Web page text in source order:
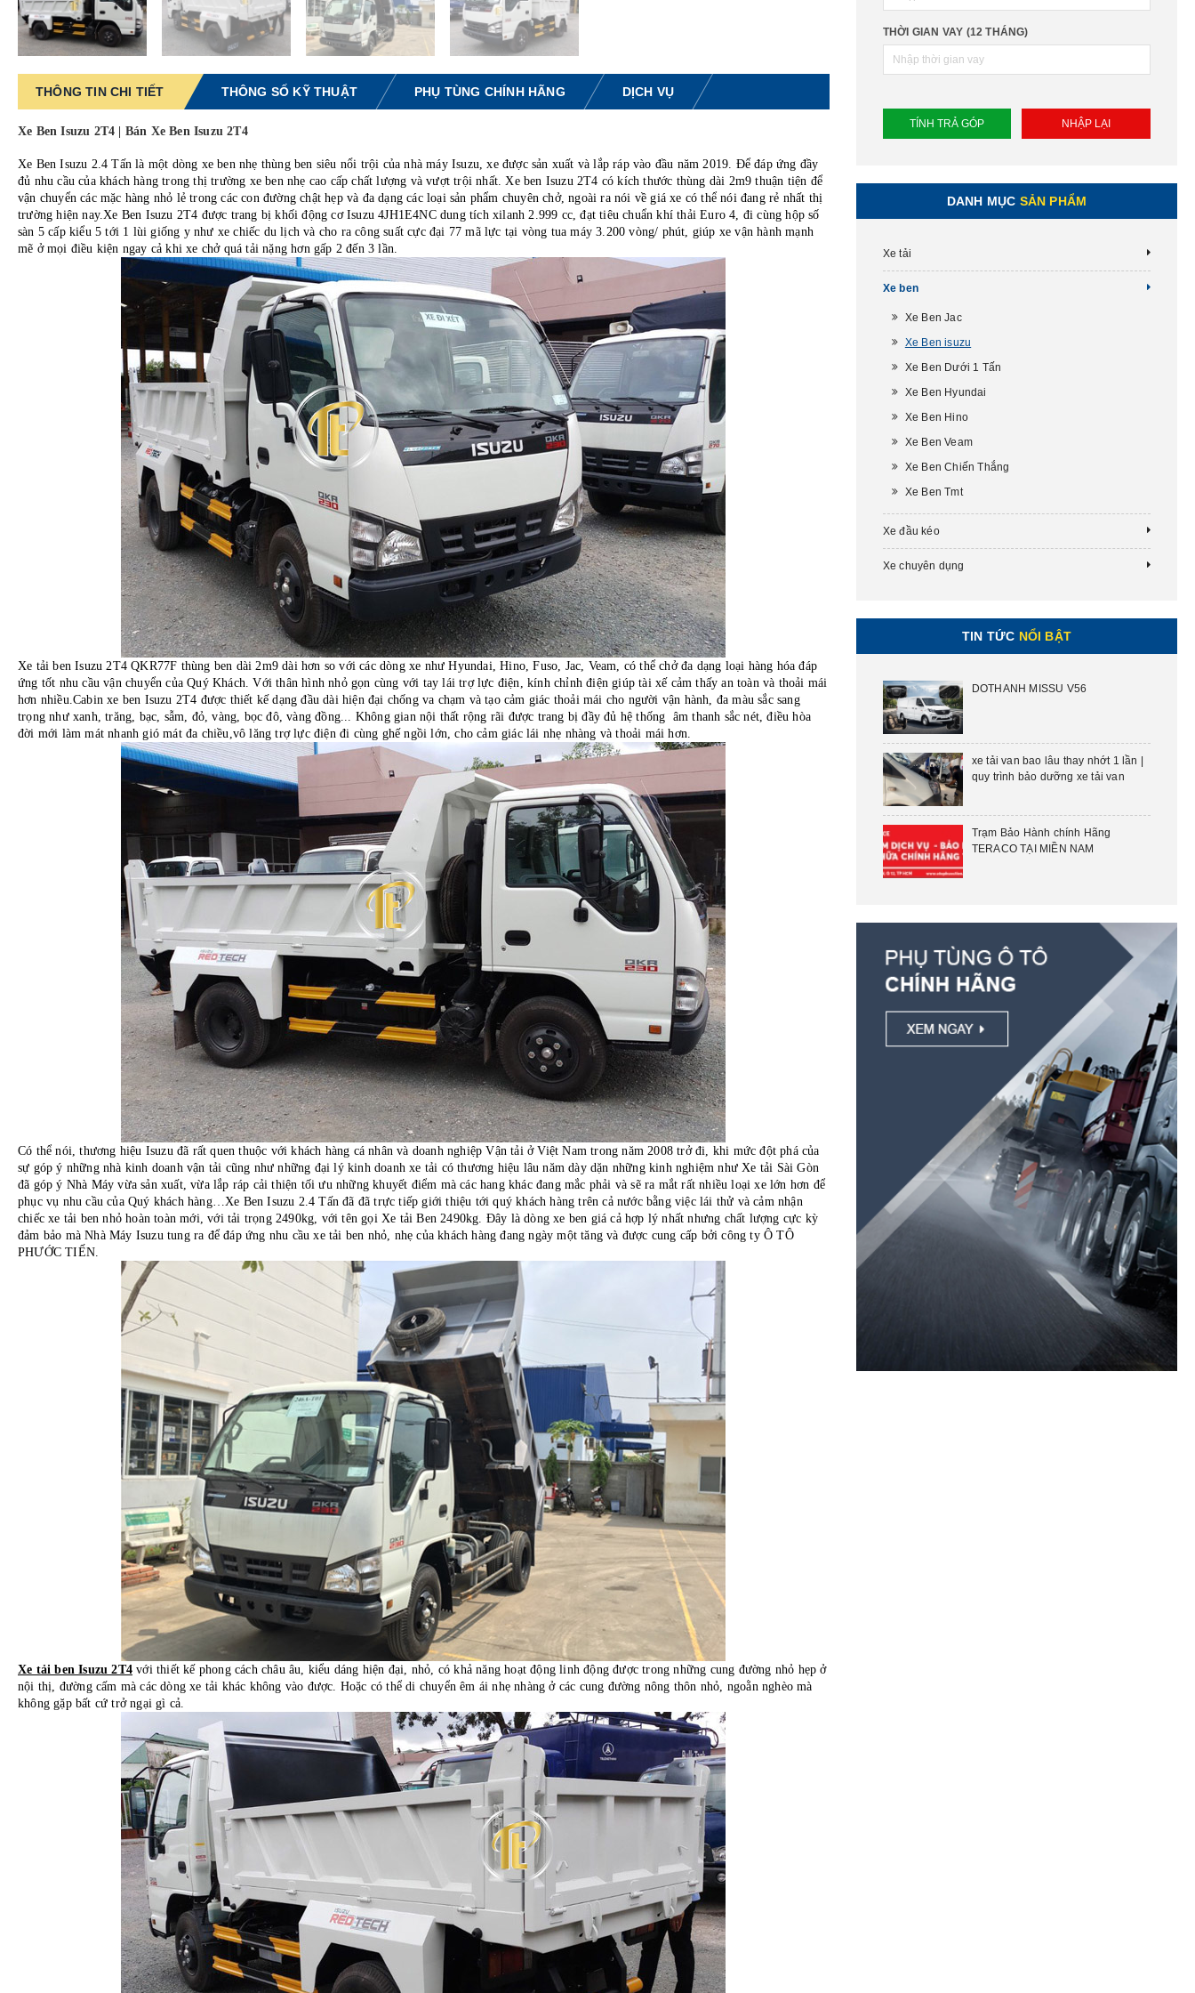
THÔNG TIN CHI TIẾT THÔNG SỐ KỸ THUẬT PHỤ TÙNG CHÍNH HÃNG DỊCH VỤ
Xe Ben Isuzu 2T4 | Bán Xe Ben Isuzu 2T4
Xe Ben Isuzu 2.4 Tấn là một dòng xe ben nhẹ thùng ben siêu nổi trội của nhà máy Isuzu, xe được sản xuất và lắp ráp vào đầu năm 2019. Để đáp ứng đầy
đủ nhu cầu của khách hàng trong thị trường xe ben nhẹ cao cấp chất lượng và vượt trội nhất. Xe ben Isuzu 2T4 có kích thước thùng dài 2m9 thuận tiện để
vận chuyển các mặc hàng nhỏ lẻ trong các con đường chật hẹp và đa dạng các loại sản phẩm chuyên chở, ngoài ra nói về giá xe có thể nói đang rẻ nhất thị
trường hiện nay.Xe Ben Isuzu 2T4 được trang bị khối động cơ Isuzu 4JH1E4NC dung tích xilanh 2.999 cc, đạt tiêu chuẩn khí thải Euro 4, đi cùng hộp số
sàn 5 cấp kiểu 5 tới 1 lùi giống y như xe chiếc du lịch và cho ra công suất cực đại 77 mã lực tại vòng tua máy 3.200 vòng/ phút, giúp xe vận hành mạnh
mẽ ở mọi điều kiện ngay cả khi xe chở quá tải nặng hơn gấp 2 đến 3 lần.
Xe tải ben Isuzu 2T4 QKR77F thùng ben dài 2m9 dài hơn so với các dòng xe như Hyundai, Hino, Fuso, Jac, Veam, có thể chở đa dạng loại hàng hóa đáp
ứng tốt nhu cầu vận chuyển của Quý Khách. Với thân hình nhỏ gọn cùng với tay lái trợ lực điện, kính chỉnh điện giúp tài xế cảm thấy an toàn và thoải mái
hơn nhiều.Cabin xe ben Isuzu 2T4 được thiết kế dạng đầu dài hiện đại chống va chạm và tạo cảm giác thoải mái cho người vận hành, đa màu sắc sang
trọng như xanh, trăng, bạc, sẫm, đỏ, vàng, bọc đô, vàng đồng... Không gian nội thất rộng rãi được trang bị đầy đủ hệ thống âm thanh sắc nét, điều hòa
đời mới làm mát nhanh gió mát đa chiều,vô lăng trợ lực điện đi cùng ghế ngồi lớn, cho cảm giác lái nhẹ nhàng và thoải mái hơn.
Có thể nói, thương hiệu Isuzu đã rất quen thuộc với khách hàng cá nhân và doanh nghiệp Vận tải ở Việt Nam trong năm 2008 trở đi, khi mức đột phá của
sự góp ý những nhà kinh doanh vận tải cũng như những đại lý kinh doanh xe tải có thương hiệu lâu năm dày dặn những kinh nghiệm như Xe tải Sài Gòn
đã góp ý Nhà Máy vừa sản xuất, vừa lắp ráp cải thiện tối ưu những khuyết điểm mà các hang khác đang mắc phải và sẽ ra mắt rất nhiều loại xe lớn hơn để
phục vụ nhu cầu của Quý khách hàng…Xe Ben Isuzu 2.4 Tấn đã đã trực tiếp giới thiệu tới quý khách hàng trên cả nước bằng việc lái thử và cảm nhận
chiếc xe tải ben nhỏ hoàn toàn mới, với tải trọng 2490kg, với tên gọi Xe tải Ben 2490kg. Đây là dòng xe ben giá cả hợp lý nhất nhưng chất lượng cực kỳ
đảm bảo mà Nhà Máy Isuzu tung ra để đáp ứng nhu cầu xe tải ben nhỏ, nhẹ của khách hàng đang ngày một tăng và được cung cấp bởi công ty Ô TÔ
PHƯỚC TIẾN.
Xe tải ben Isuzu 2T4 với thiết kế phong cách châu âu, kiểu dáng hiện đại, nhỏ, có khả năng hoạt động linh động được trong những cung đường nhỏ hẹp ở
nội thị, đường cấm mà các dòng xe tải khác không vào được. Hoặc có thể di chuyển êm ái nhẹ nhàng ở các cung đường nông thôn nhỏ, ngoằn nghèo mà
không gặp bất cứ trở ngại gì cả.
THỜI GIAN VAY (12 THÁNG)
DANH MỤC SẢN PHẨM
Xe tải
Xe ben
Xe Ben Jac
Xe Ben isuzu
Xe Ben Dưới 1 Tấn
Xe Ben Hyundai
Xe Ben Hino
Xe Ben Veam
Xe Ben Chiến Thắng
Xe Ben Tmt
Xe đầu kéo
Xe chuyên dụng
TIN TỨC NỔI BẬT
DOTHANH MISSU V56
xe tải van bao lâu thay nhớt 1 lần |
quy trình bảo dưỡng xe tải van
Trạm Bảo Hành chính Hãng
TERACO TẠI MIỀN NAM